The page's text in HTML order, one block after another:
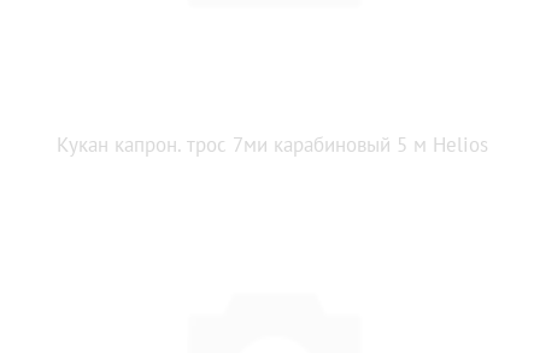
Кукан капрон. трос 7ми карабиновый 5 м Helios